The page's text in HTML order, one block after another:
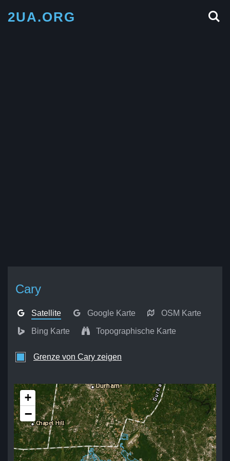
2UA.ORG
Cary
Satellite Google Karte OSM Karte
Bing Karte Topographische Karte
Grenze von Cary zeigen
+
−